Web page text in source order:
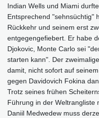
Indian Wells und Miami
Entsprechend "sehnsüchtig"
Rückkehr und seinem erst
entgegengefiebert. Er habe
Djokovic, Monte Carlo sei
starten kann". Der
damit, nicht sofort auf
gegen Davidovich Fokina
Trotz seines frühen
Führung in der Weltrangliste
Daniil Medwedew muss